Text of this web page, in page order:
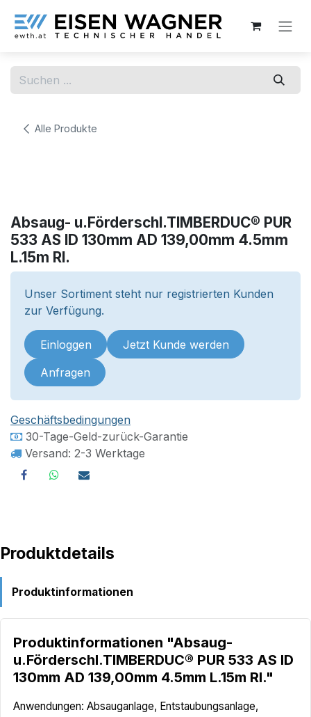
Alle Produkte
Absaug- u.Förderschl.TIMBERDUC® PUR
533 AS ID 130mm AD 139,00mm 4.5mm
L.15m Rl.
Unser Sortiment steht nur registrierten Kunden
zur Verfügung.
Einloggen Jetzt Kunde werden
Anfragen
Geschäftsbedingungen
30-Tage-Geld-zurück-Garantie
Versand: 2-3 Werktage
Produktdetails
Produktinformationen
Produktinformationen "Absaug-
u.Förderschl.TIMBERDUC® PUR 533 AS ID
130mm AD 139,00mm 4.5mm L.15m Rl."
Anwendungen: Absauganlage, Entstaubungsanlage,